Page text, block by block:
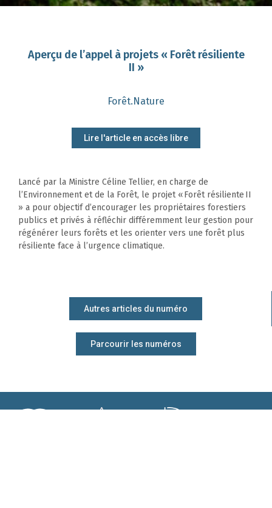
Aperçu de l’appel à projets « Forêt résiliente
II »
Forêt.Nature
Lire l'article en accès libre
Lancé par la Ministre Céline Tellier, en charge de
l’Environnement et de la Forêt, le projet « Forêt résiliente II
» a pour objectif d’encourager les propriétaires forestiers
publics et privés à réfléchir différemment leur gestion pour
régénérer leurs forêts et les orienter vers une forêt plus
résiliente face à l’urgence climatique.
Autres articles du numéro
Parcourir les numéros